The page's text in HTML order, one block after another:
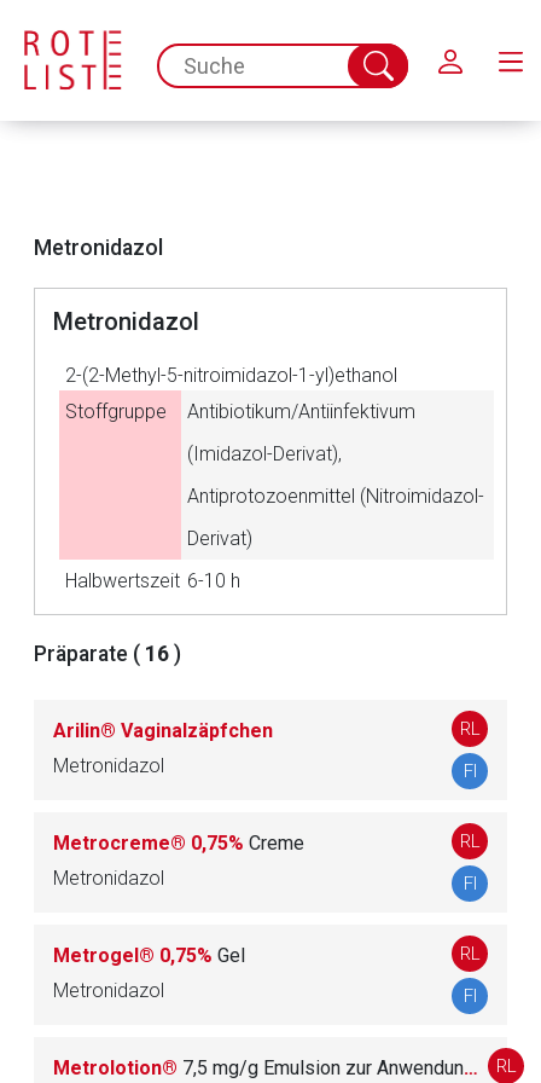
spc.search.input.placeholder
Suche
abschicken
Metronidazol
Metronidazol
2-(2-Methyl-5-nitroimidazol-1-yl)ethanol
Stoffgruppe
Antibiotikum/Antiinfektivum
(Imidazol-Derivat),
Antiprotozoenmittel (Nitroimidazol-
Derivat)
Halbwertszeit 6-10 h
Präparate ( 16 )
Arilin® Vaginalzäpfchen
Metronidazol
RL
FI
Metrocreme® 0,75% Creme
Metronidazol
RL
FI
Metrogel® 0,75% Gel
Metronidazol
RL
FI
Metrolotion® 7,5 mg/g Emulsion zur Anwendung auf der Haut RL
Aufruf einer externen Seite
Der von Ihnen aufgerufene Link öffnet eine externe Web-
Seite. Für die Inhalte der externen Web-Seite ist deren
Betreiber verantwortlich. Ebenso gelten dort ggf. andere
Zur Seite